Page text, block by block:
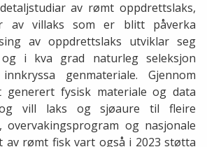
av rømt oppdrettslaks,
av villaks som er blitt påverka
av oppdrettslaks utviklar seg
i kva grad naturleg seleksjon
genmateriale. Gjennom
fysisk materiale og data
vill laks og sjøaure til fleire
overvakingsprogram og nasjonale
av rømt fisk vart også i 2023 støtta